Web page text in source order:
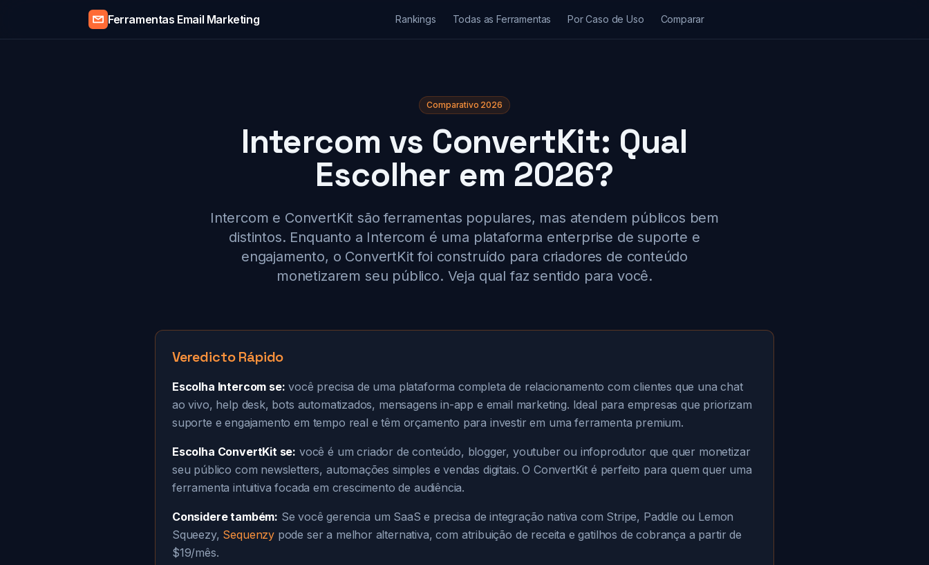
Ferramentas Email Marketing Rankings Todas as Ferramentas Por Caso de Uso Comparar
Comparativo 2026
Intercom vs ConvertKit: Qual
Escolher em 2026?
Intercom e ConvertKit são ferramentas populares, mas atendem públicos bem
distintos. Enquanto a Intercom é uma plataforma enterprise de suporte e
engajamento, o ConvertKit foi construído para criadores de conteúdo
monetizarem seu público. Veja qual faz sentido para você.
Veredicto Rápido
Escolha Intercom se: você precisa de uma plataforma completa de relacionamento com clientes que una chat
ao vivo, help desk, bots automatizados, mensagens in-app e email marketing. Ideal para empresas que priorizam
suporte e engajamento em tempo real e têm orçamento para investir em uma ferramenta premium.
Escolha ConvertKit se: você é um criador de conteúdo, blogger, youtuber ou infoprodutor que quer monetizar
seu público com newsletters, automações simples e vendas digitais. O ConvertKit é perfeito para quem quer uma
ferramenta intuitiva focada em crescimento de audiência.
Considere também: Se você gerencia um SaaS e precisa de integração nativa com Stripe, Paddle ou Lemon
Squeezy, Sequenzy pode ser a melhor alternativa, com atribuição de receita e gatilhos de cobrança a partir de
$19/mês.